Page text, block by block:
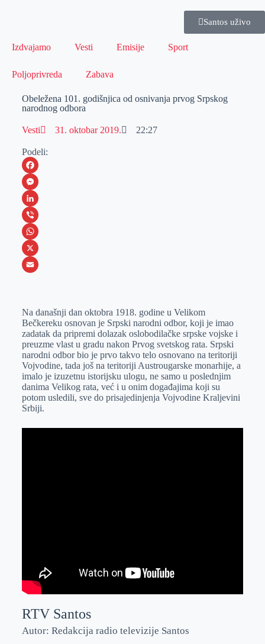
Santos uživo
Izdvajamo Vesti Emisije Sport
Poljoprivreda Zabava
Obeležena 101. godišnjica od osnivanja prvog Srpskog
narodnog odbora
Vesti 31. oktobar 2019. 22:27
Podeli:
F
a
c
e
b
o
M
e
s
s
e
e
r
L
i
n
k
I
n
V
i
b
W
h
s
A
p
p
X
a
i
l
Na današnji dan oktobra 1918. godine u Velikom
Bečkereku osnovan je Srpski narodni odbor, koji je imao
zadatak da pripremi dolazak oslobodilačke srpske vojske i
preuzme vlast u gradu nakon Prvog svetskog rata. Srpski
narodni odbor bio je prvo takvo telo osnovano na teritoriji
Vojvodine, tada još na teritoriji Austrougarske monarhije, a
imalo je izuzetnu istorijsku ulogu, ne samo u poslednjim
danima Velikog rata, već i u onim događajima koji su
potom usledili, sve do prisajedinjenja Vojvodine Kraljevini
Srbiji.
RTV Santos
Autor: Redakcija radio televizije Santos